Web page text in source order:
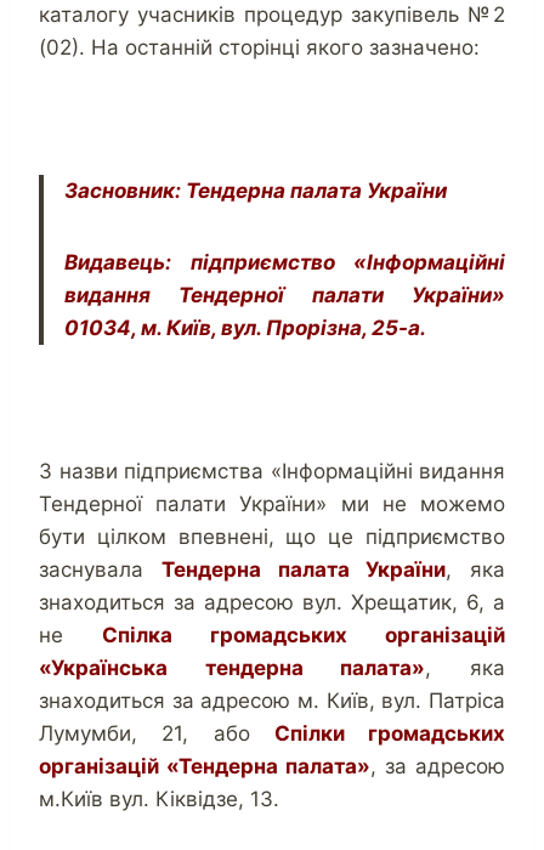
каталогу учасників процедур закупівель №2
(02). На останній сторінці якого зазначено:
Засновник: Тендерна палата України
Видавець: підприємство «Інформаційні
видання Тендерної палати України»
01034, м. Київ, вул. Прорізна, 25-а.
З назви підприємства «Інформаційні видання
Тендерної палати України» ми не можемо
бути цілком впевнені, що це підприємство
заснувала Тендерна палата України, яка
знаходиться за адресою вул. Хрещатик, 6, а
не Спілка громадських організацій
«Українська тендерна палата», яка
знаходиться за адресою м. Київ, вул. Патріса
Лумумби, 21, або Спілки громадських
організацій «Тендерна палата», за адресою
м.Київ вул. Кіквідзе, 13.